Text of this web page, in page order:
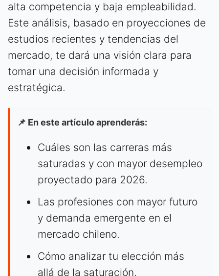
alta competencia y baja empleabilidad.
Este análisis, basado en proyecciones de
estudios recientes y tendencias del
mercado, te dará una visión clara para
tomar una decisión informada y
estratégica.
📌 En este artículo aprenderás:
Cuáles son las carreras más
saturadas y con mayor desempleo
proyectado para 2026.
Las profesiones con mayor futuro
y demanda emergente en el
mercado chileno.
Cómo analizar tu elección más
allá de la saturación,